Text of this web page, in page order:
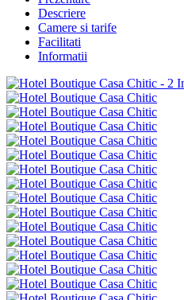
Descriere
Camere si tarife
Facilitati
Informatii